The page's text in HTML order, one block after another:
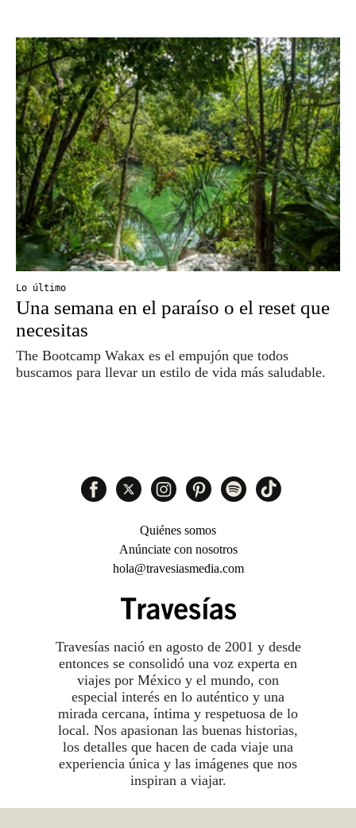
Lo último
Una semana en el paraíso o el reset que
necesitas
The Bootcamp Wakax es el empujón que todos
buscamos para llevar un estilo de vida más saludable.
Travesías nació en agosto de 2001 y desde
entonces se consolidó una voz experta en
viajes por México y el mundo, con
especial interés en lo auténtico y una
mirada cercana, íntima y respetuosa de lo
local. Nos apasionan las buenas historias,
los detalles que hacen de cada viaje una
experiencia única y las imágenes que nos
inspiran a viajar.
Quiénes somos
Anúnciate con nosotros
hola@travesiasmedia.com